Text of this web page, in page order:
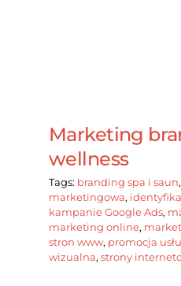
Marketing
wellness
Tags: branding spa i saun,
marketingowa,
kampanie Google Ads,
marketing online,
stron www, promocja
wizualna, strony